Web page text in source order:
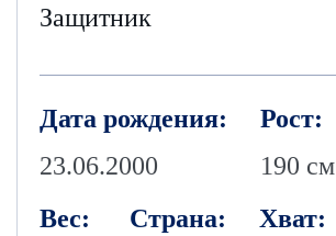
Защитник
Дата рождения:
23.06.2000
Рост:
190 см
Вес:
Страна:
Хват: